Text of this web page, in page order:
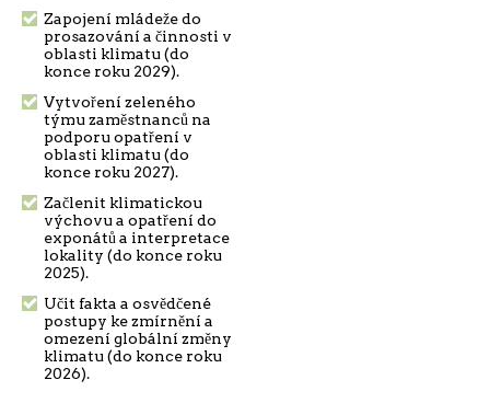
Zapojení mládeže do
prosazování a činnosti v
oblasti klimatu (do
konce roku 2029).
Vytvoření zeleného
týmu zaměstnanců na
podporu opatření v
oblasti klimatu (do
konce roku 2027).
Začlenit klimatickou
výchovu a opatření do
exponátů a interpretace
lokality (do konce roku
2025).
Učit fakta a osvědčené
postupy ke zmírnění a
omezení globální změny
klimatu (do konce roku
2026).